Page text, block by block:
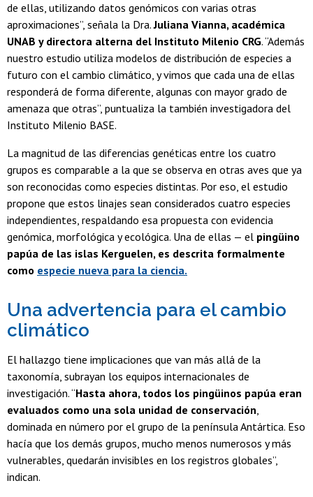
de ellas, utilizando datos genómicos con varias otras
aproximaciones”, señala la Dra.Juliana Vianna, académica
UNAB y directora alterna del Instituto Milenio CRG. “Además
nuestro estudio utiliza modelos de distribución de especies a
futuro con el cambio climático, y vimos que cada una de ellas
responderá de forma diferente, algunas con mayor grado de
amenaza que otras”, puntualiza la también investigadora del
Instituto Milenio BASE.
La magnitud de las diferencias genéticas entre los cuatro
grupos es comparable a la que se observa en otras aves que ya
son reconocidas como especies distintas. Por eso, el estudio
propone que estos linajes sean considerados cuatro especies
independientes, respaldando esa propuesta con evidencia
genómica, morfológica y ecológica. Una de ellas — el pingüino
papúa de las islas Kerguelen, es descrita formalmente
como especie nueva para la ciencia.
Una advertencia para el cambio
climático
El hallazgo tiene implicaciones que van más allá de la
taxonomía, subrayan los equipos internacionales de
investigación. “Hasta ahora, todos los pingüinos papúa eran
evaluados como una sola unidad de conservación,
dominada en número por el grupo de la península Antártica. Eso
hacía que los demás grupos, mucho menos numerosos y más
vulnerables, quedarán invisibles en los registros globales”,
indican.